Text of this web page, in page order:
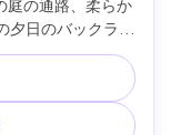
庭の通路、柔らか
日のバックライ
f/2.8、浅い被
アムな結婚式の